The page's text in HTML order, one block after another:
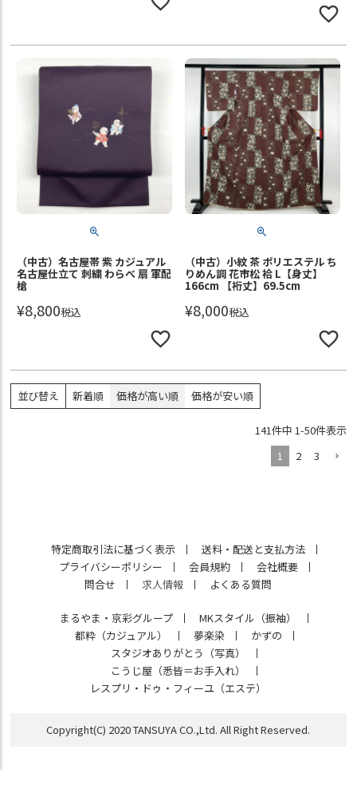
（中古）名古屋帯 紫 カジュアル
名古屋仕立て 刺繍 わらべ 扇 軍配
槍
¥8,800税込
（中古）小紋 茶 ポリエステル ち
りめん調 花市松 袷 L【身丈】
166cm 【裄丈】69.5cm
¥8,000税込
並び替え 新着順 価格が高い順 価格が安い順
141件中 1-50件表示
1
2 3
特定商取引法に基づく表示
送料・配送と支払方法
プライバシーポリシー
会員規約
会社概要
問合せ
求人情報 よくある質問
まるやま・京彩グループ
MKスタイル（振袖）
都粋（カジュアル）
夢楽染
かずの
スタジオありがとう（写真）
こうじ屋（悉皆＝お手入れ）
レスプリ・ドゥ・フィーユ（エステ）
Copyright(C) 2020 TANSUYA CO.,Ltd. All Right Reserved.